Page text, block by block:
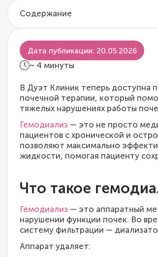
Содержание
Дата публикации: 20.05.2026
~ 4 минуты
В Дуэт Клиник теперь доступна
почечной терапии, который
тяжелых нарушениях работы
Гемодиализ — это не просто
пациентов с хронической и
позволяют максимально
жидкости, помогая пациенту
Что такое
Гемодиализ — это аппаратный
нарушении функции почек. Во
систему фильтрации —
Аппарат удаляет: